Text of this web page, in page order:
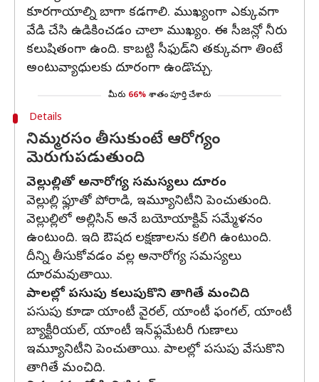
కూరగాయాల్ని బాగా కడగాలి. ముఖ్యంగా ఎక్కువగా
వేడి చేసి ఉడికించడం చాలా ముఖ్యం. ఈ సీజన్లో నీరు
కలుషితంగా ఉంది. కాబట్టి సీఫుడ్‌ని తక్కువగా తింటే
అంటువ్యాధులకు దూరంగా ఉండొచ్చు.
మీరు 66% శాతం పూర్తి చేశారు
Details
నిమ్మరసం తీసుకుంటే ఆరోగ్యం
మెరుగుపడుతుంది
వెల్లుల్లితో అనారోగ్య సమస్యలు దూరం
వెల్లుల్లి ఫ్లూతో పోరాడి, ఇమ్యూనిటీని పెంచుతుంది.
వెల్లుల్లిలో అల్లిసిన్ అనే బయోయాక్టివ్ సమ్మేళనం
ఉంటుంది. ఇది ఔషద లక్షణాలను కలిగి ఉంటుంది.
దీన్ని తీసుకోవడం వల్ల అనారోగ్య సమస్యలు
దూరమవుతాయి.
పాలల్లో పసుపు కలుపుకొని తాగితే మంచిది
పసుపు కూడా యాంటీ వైరల్, యాంటీ ఫంగల్, యాంటీ
బ్యాక్టీరియల్, యాంటీ ఇన్‌ఫ్లమేటరీ గుణాలు
ఇమ్యూనిటీని పెంచుతాయి. పాలల్లో పసుపు వేసుకొని
తాగితే మంచిది.